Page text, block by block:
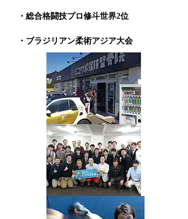
・総合格闘技プロ修斗世界2位
・ブラジリアン柔術アジア大会